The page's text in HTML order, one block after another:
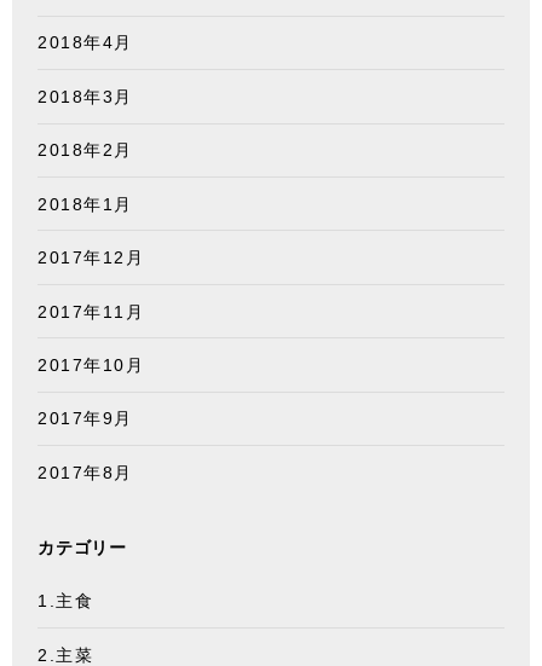
2018年4月
2018年3月
2018年2月
2018年1月
2017年12月
2017年11月
2017年10月
2017年9月
2017年8月
カテゴリー
1.主食
2.主菜